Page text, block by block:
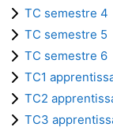
TC semestre 4
TC semestre 5
TC semestre 6
TC1
TC2
TC3